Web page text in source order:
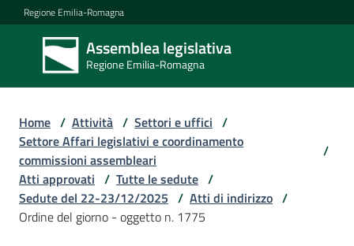
Vai al contenuto
Vai alla navigazione
Vai al footer
Regione Emilia-Romagna
Assemblea legislativa
Regione Emilia-Romagna
Assemblea
legislativa
Regione Emilia-
Assemblea
Home / Attività / Settori e uffici /
Settore Affari legislativi e coordinamento
commissioni assembleari
/
Atti approvati / Tutte le sedute /
Sedute del 22-23/12/2025 / Atti di indirizzo /
Ordine del giorno - oggetto n. 1775